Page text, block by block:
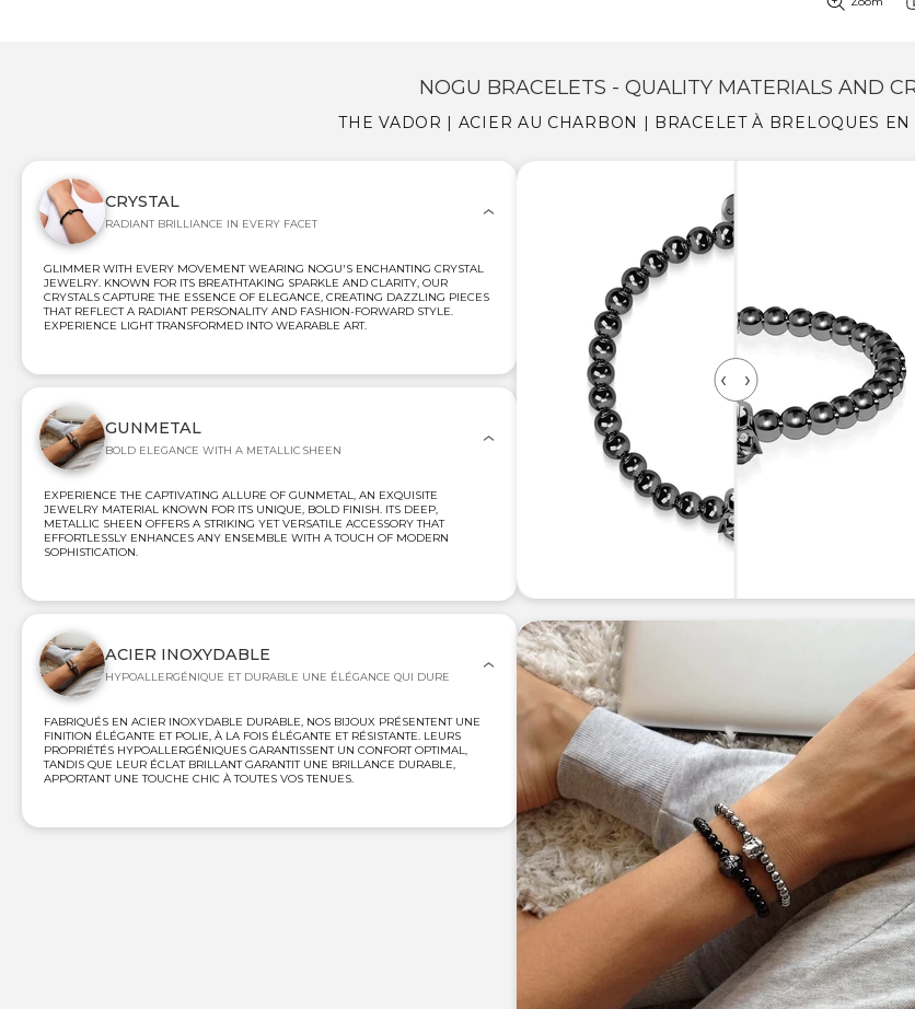
NOGU BRACELETS - QUALITY MATERIALS AND
THE VADOR | ACIER AU CHARBON | BRACELET À BRELOQUES
CRYSTAL
RADIANT BRILLIANCE IN EVERY FACET
GLIMMER WITH EVERY MOVEMENT WEARING NOGU'S ENCHANTING CRYSTAL
JEWELRY. KNOWN FOR ITS BREATHTAKING SPARKLE AND CLARITY, OUR
CRYSTALS CAPTURE THE ESSENCE OF ELEGANCE, CREATING DAZZLING PIECES
THAT REFLECT A RADIANT PERSONALITY AND FASHION-FORWARD STYLE.
EXPERIENCE LIGHT TRANSFORMED INTO WEARABLE ART.
GUNMETAL
BOLD ELEGANCE WITH A METALLIC SHEEN
EXPERIENCE THE CAPTIVATING ALLURE OF GUNMETAL, AN EXQUISITE
JEWELRY MATERIAL KNOWN FOR ITS UNIQUE, BOLD FINISH. ITS DEEP,
METALLIC SHEEN OFFERS A STRIKING YET VERSATILE ACCESSORY THAT
EFFORTLESSLY ENHANCES ANY ENSEMBLE WITH A TOUCH OF MODERN
SOPHISTICATION.
ACIER INOXYDABLE
HYPOALLERGÉNIQUE ET DURABLE UNE ÉLÉGANCE QUI DURE
FABRIQUÉS EN ACIER INOXYDABLE DURABLE, NOS BIJOUX PRÉSENTENT UNE
FINITION ÉLÉGANTE ET POLIE, À LA FOIS ÉLÉGANTE ET RÉSISTANTE. LEURS
PROPRIÉTÉS HYPOALLERGÉNIQUES GARANTISSENT UN CONFORT OPTIMAL,
TANDIS QUE LEUR ÉCLAT BRILLANT GARANTIT UNE BRILLANCE DURABLE,
APPORTANT UNE TOUCHE CHIC À TOUTES VOS TENUES.